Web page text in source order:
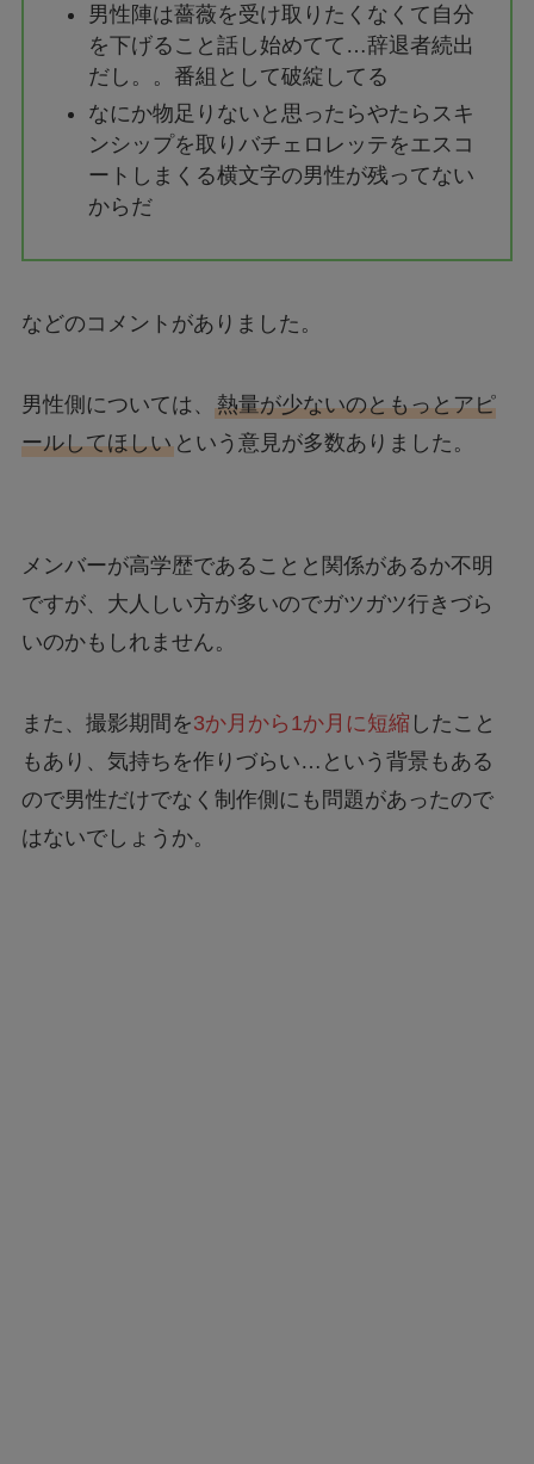
男性陣は薔薇を受け取りたくなくて自分
を下げること話し始めてて…辞退者続出
だし。。番組として破綻してる
なにか物足りないと思ったらやたらスキ
ンシップを取りバチェロレッテをエスコ
ートしまくる横文字の男性が残ってない
からだ
などのコメントがありました。
男性側については、 熱量が少ないのともっとアピ
ールしてほしいという意見が多数ありました。
メンバーが高学歴であることと関係があるか不明
ですが、大人しい方が多いのでガツガツ行きづら
いのかもしれません。
また、撮影期間を3か月から1か月に短縮 したこと
もあり、気持ちを作りづらい…という背景もある
ので男性だけでなく制作側にも問題があったので
はないでしょうか。